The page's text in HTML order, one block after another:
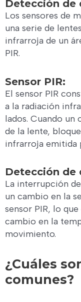
Detección de
Los sensores de
una serie de
infrarroja de un
PIR.
Sensor PIR:
El sensor PIR
a la radiación
lados. Cuando un
de la lente,
infrarroja emitida
Detección de
La interrupción
un cambio en la
sensor PIR, lo
cambio en la
movimiento.
¿Cuáles
comunes?